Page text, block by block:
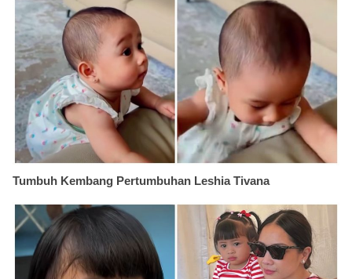
Tumbuh Kembang Pertumbuhan Leshia Tivana